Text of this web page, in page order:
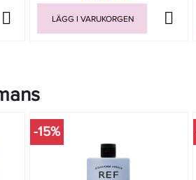
LÄGG I VARUKORGEN
-15%